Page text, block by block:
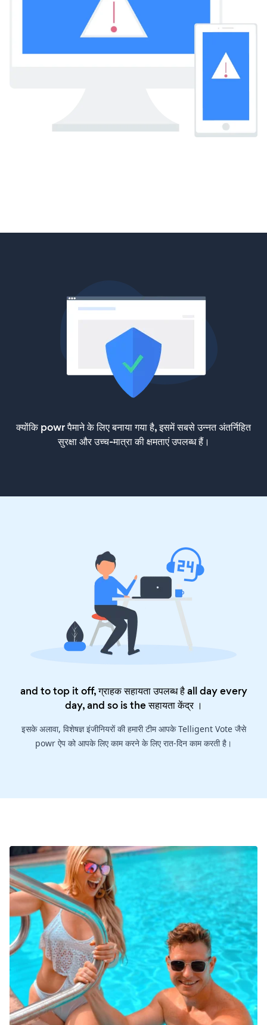
क्योंकि powr पैमाने के लिए बनाया गया है, इसमें सबसे उन्नत अंतर्निहित
सुरक्षा और उच्च-मात्रा की क्षमताएं उपलब्ध हैं।
and to top it off, ग्राहक सहायता उपलब्ध है all day every
day, and so is theसहायता केंद्र।
इसके अलावा, विशेषज्ञ इंजीनियरों की हमारी टीम आपके Telligent Vote जैसे
powr ऐप को आपके लिए काम करने के लिए रात-दिन काम करती है।